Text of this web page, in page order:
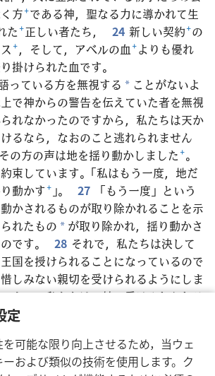
定
可能な限り向上させるため，当ウェ
および類似の技術を使用します。ク
方+である神，聖なる力に導かれて生
た+正しい者たち， 24 新しい契約+の
+，そして，アベルの血+よりも優れ
掛けられた血です。
っている方を無視する * ことがないよ
で神からの警告を伝えていた者を無視
れなかったのですから，私たちは天か
るなら，なおのこと逃れられません
の方の声は地を揺り動かしました+。
束しています。「私はもう一度，地だ
動かす+ 」。 27
「もう一度」という
かされるものが取り除かれることを示
れたもの * が取り除かれ，揺り動かさ
です。
28 それで，私たちは決して
国を授けられることになっているので
しみない親切を受けられるようにしま
よって私たちは，神に受け入れられる
とができます。神を畏れて敬いつつ奉